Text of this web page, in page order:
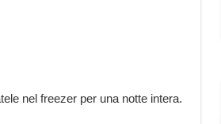
nel freezer per una notte intera.